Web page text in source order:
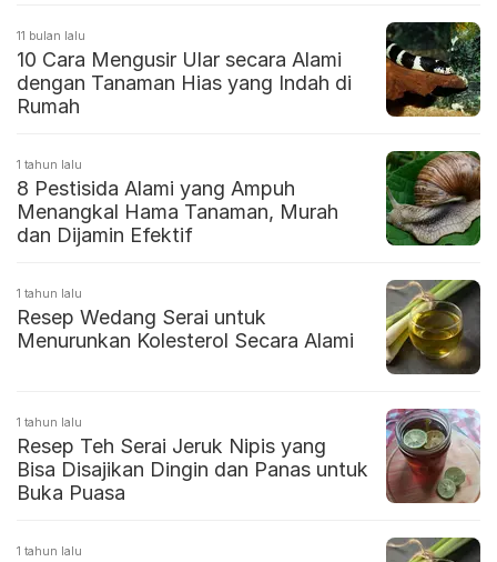
11 bulan lalu
10 Cara Mengusir Ular secara Alami
dengan Tanaman Hias yang Indah di
Rumah
1 tahun lalu
8 Pestisida Alami yang Ampuh
Menangkal Hama Tanaman, Murah
dan Dijamin Efektif
1 tahun lalu
Resep Wedang Serai untuk
Menurunkan Kolesterol Secara Alami
1 tahun lalu
Resep Teh Serai Jeruk Nipis yang
Bisa Disajikan Dingin dan Panas untuk
Buka Puasa
1 tahun lalu